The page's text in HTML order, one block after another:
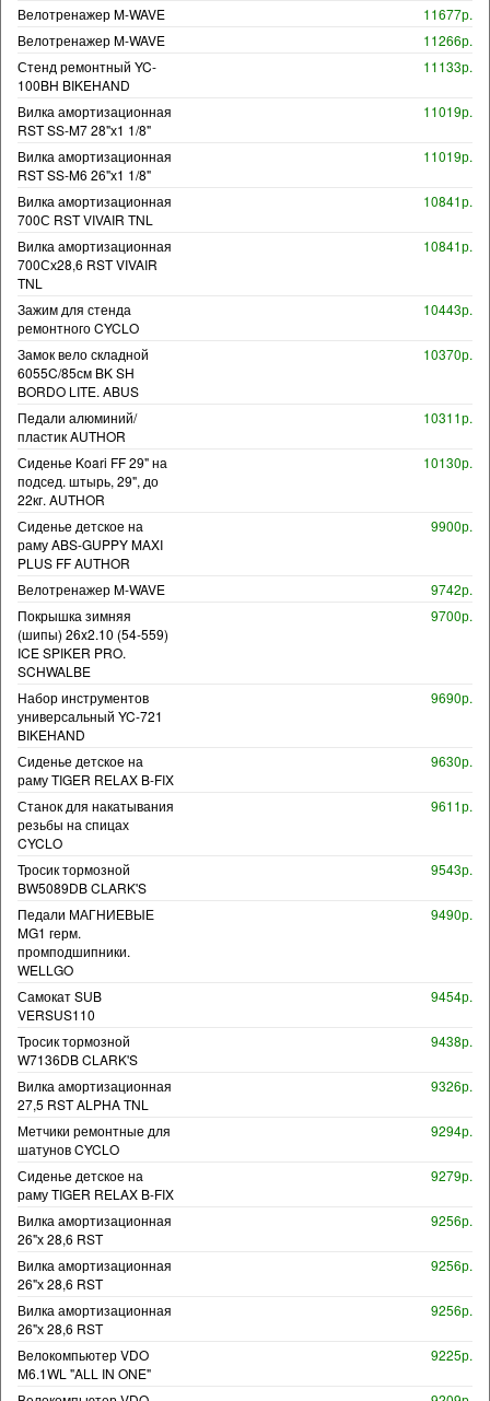
Велотренажер M-WAVE
11677р.
Велотренажер M-WAVE
11266р.
Стенд ремонтный YC-
100BH BIKEHAND
11133р.
Вилка амортизационная
RST SS-M7 28"х1 1/8"
11019р.
Вилка амортизационная
RST SS-M6 26"х1 1/8"
11019р.
Вилка амортизационная
700С RST VIVAIR TNL
10841р.
Вилка амортизационная
700Сх28,6 RST VIVAIR
TNL
10841р.
Зажим для стенда
ремонтного CYCLO
10443р.
Замок вело складной
6055C/85см BK SH
BORDO LITE. ABUS
10370р.
Педали алюминий/
пластик AUTHOR
10311р.
Сиденье Koari FF 29" на
подсед. штырь, 29", до
22кг. AUTHOR
10130р.
Сиденье детское на
раму ABS-GUPPY MAXI
PLUS FF AUTHOR
9900р.
Велотренажер M-WAVE
9742р.
Покрышка зимняя
(шипы) 26x2.10 (54-559)
ICE SPIKER PRO.
SCHWALBE
9700р.
Набор инструментов
универсальный YC-721
BIKEHAND
9690р.
Сиденье детское на
раму TIGER RELAX B-FIX
9630р.
Станок для накатывания
резьбы на спицах
CYCLO
9611р.
Тросик тормозной
BW5089DB CLARK'S
9543р.
Педали МАГНИЕВЫЕ
MG1 герм.
промподшипники.
WELLGO
9490р.
Самокат SUB
VERSUS110
9454р.
Тросик тормозной
W7136DB CLARK'S
9438р.
Вилка амортизационная
27,5 RST ALPHA TNL
9326р.
Метчики ремонтные для
шатунов CYCLO
9294р.
Сиденье детское на
раму TIGER RELAX B-FIX
9279р.
Вилка амортизационная
26"х 28,6 RST
9256р.
Вилка амортизационная
26"х 28,6 RST
9256р.
Вилка амортизационная
26"х 28,6 RST
9256р.
Велокомпьютер VDO
M6.1WL "ALL IN ONE"
9225р.